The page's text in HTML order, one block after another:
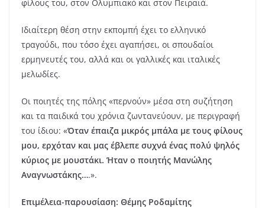
φίλους του, στον Ολυμπιακό και στον Πειραιά.
Ιδιαίτερη θέση στην εκπομπή έχει το ελληνικό
τραγούδι, που τόσο έχει αγαπήσει, οι σπουδαίοι
ερμηνευτές του, αλλά και οι γαλλικές και ιταλικές
μελωδίες.
Οι ποιητές της πόλης «περνούν» μέσα στη συζήτηση
και τα παιδικά του χρόνια ζωντανεύουν, με περιγραφή
του ίδιου: «Όταν έπαιζα μικρός μπάλα με τους φίλους
μου, ερχόταν και μας έβλεπε συχνά ένας πολύ ψηλός
κύριος με μουστάκι. Ήταν ο ποιητής Μανώλης
Αναγνωστάκης….».
Επιμέλεια-παρουσίαση: Θέμης Ροδαμίτης